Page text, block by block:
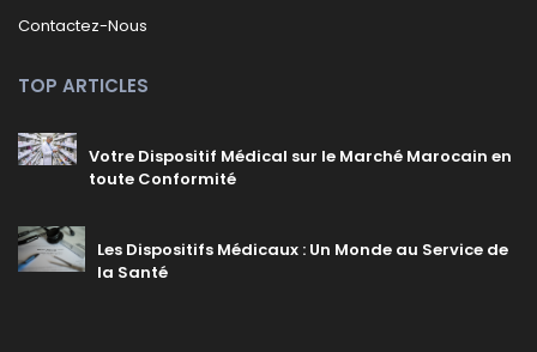
Contactez-Nous
TOP ARTICLES
Votre Dispositif Médical sur le Marché Marocain en
toute Conformité
Les Dispositifs Médicaux : Un Monde au Service de
la Santé